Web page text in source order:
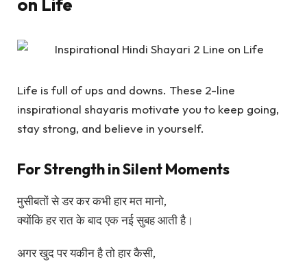
on Life
Life is full of ups and downs. These 2-line
inspirational shayaris motivate you to keep going,
stay strong, and believe in yourself.
For Strength in Silent Moments
मुसीबतों से डर कर कभी हार मत मानो,
क्योंकि हर रात के बाद एक नई सुबह आती है।
अगर खुद पर यकीन है तो हार कैसी,